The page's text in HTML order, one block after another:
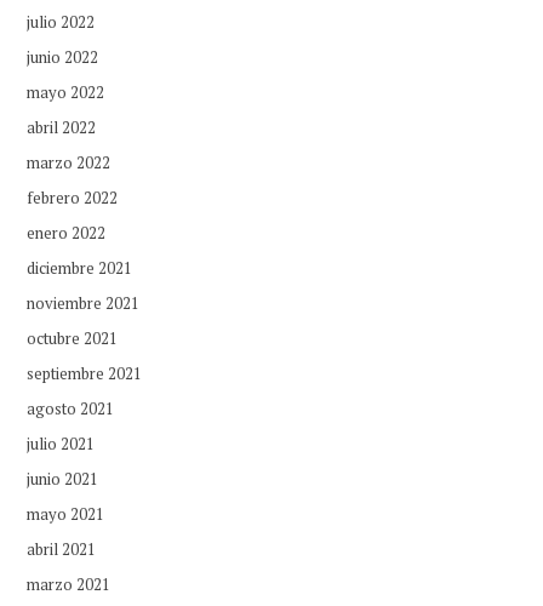
julio 2022
junio 2022
mayo 2022
abril 2022
marzo 2022
febrero 2022
enero 2022
diciembre 2021
noviembre 2021
octubre 2021
septiembre 2021
agosto 2021
julio 2021
junio 2021
mayo 2021
abril 2021
marzo 2021